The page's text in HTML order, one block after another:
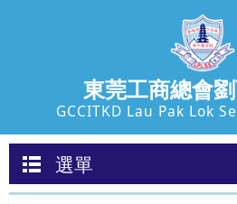
東莞工商總會
GCCITKD Lau Pak Lok
選單